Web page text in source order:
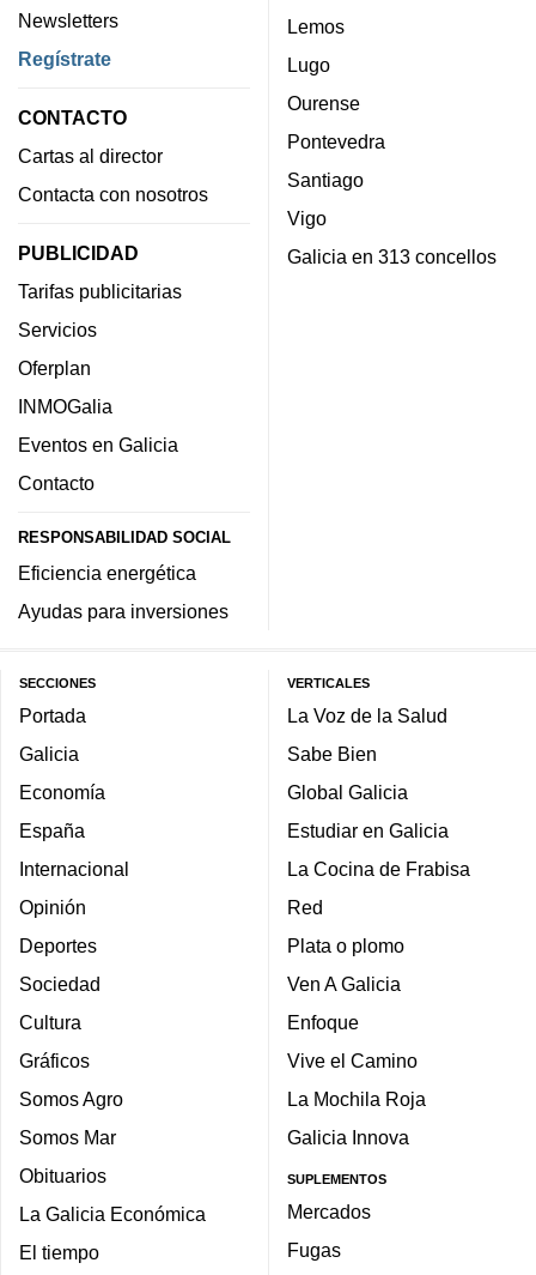
Newsletters
Regístrate
CONTACTO
Cartas al director
Contacta con nosotros
PUBLICIDAD
Tarifas publicitarias
Servicios
Oferplan
INMOGalia
Eventos en Galicia
Contacto
RESPONSABILIDAD SOCIAL
Eficiencia energética
Ayudas para inversiones
Lemos
Lugo
Ourense
Pontevedra
Santiago
Vigo
Galicia en 313 concellos
SECCIONES
Portada
Galicia
Economía
España
Internacional
Opinión
Deportes
Sociedad
Cultura
Gráficos
Somos Agro
Somos Mar
Obituarios
La Galicia Económica
El tiempo
VERTICALES
La Voz de la Salud
Sabe Bien
Global Galicia
Estudiar en Galicia
La Cocina de Frabisa
Red
Plata o plomo
Ven A Galicia
Enfoque
Vive el Camino
La Mochila Roja
Galicia Innova
SUPLEMENTOS
Mercados
Fugas